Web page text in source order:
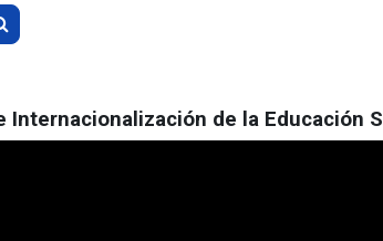
Cerca corsi
Internacionalización de la Educación